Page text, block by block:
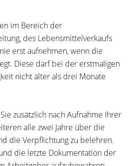
im Bereich der
des Lebensmittelverkaufs
erst aufnehmen, wenn die
Diese darf bei der erstmaligen
nicht älter als drei Monate
zusätzlich nach Aufnahme Ihrer
alle zwei Jahre über die
die Verpflichtung zu belehren.
die letzte Dokumentation der